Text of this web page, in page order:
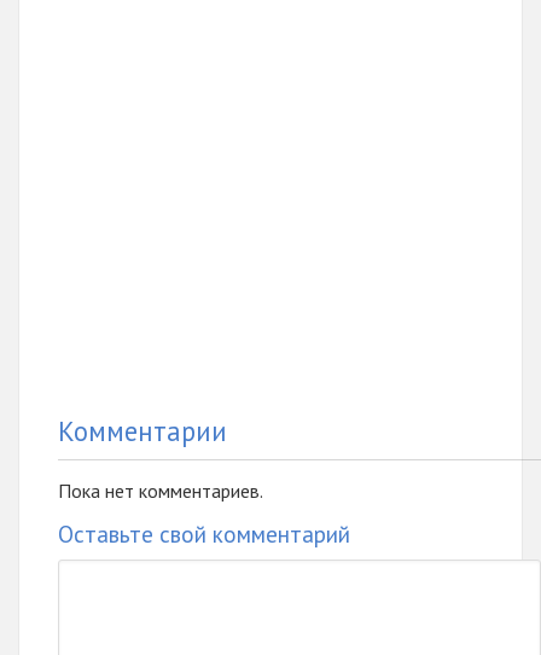
Комментарии
Пока нет комментариев.
Оставьте свой комментарий